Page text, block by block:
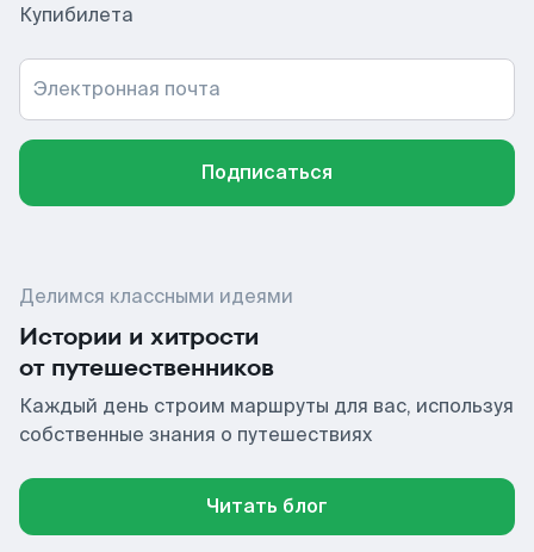
Купибилета
Электронная почта
Подписаться
Делимся классными идеями
Истории и хитрости
от путешественников
Каждый день строим маршруты для вас, используя
собственные знания о путешествиях
Читать блог